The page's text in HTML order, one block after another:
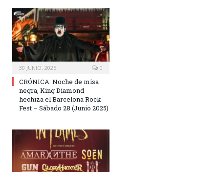
30 JUNIO, 2025 0
CRÓNICA: Noche de misa
negra, King Diamond
hechiza el Barcelona Rock
Fest – Sábado 28 (Junio 2025)